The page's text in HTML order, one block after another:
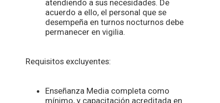
atendiendo a sus necesidades. De
acuerdo a ello, el personal que se
desempeña en turnos nocturnos debe
permanecer en vigilia.
Requisitos excluyentes:
Enseñanza Media completa como
mínimo, y capacitación acreditada en